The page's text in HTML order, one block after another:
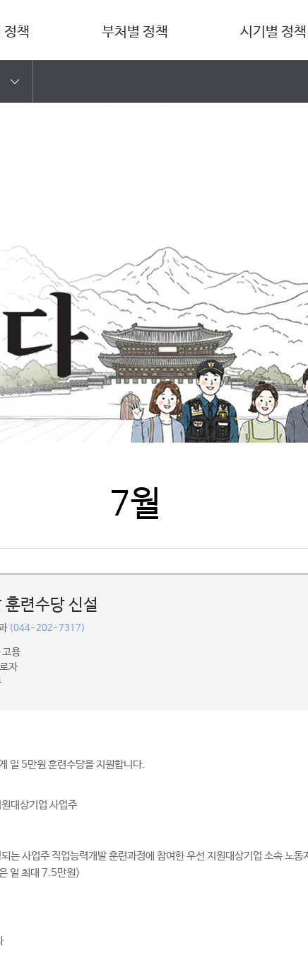
정책 부처별 정책 시기별 정책
7월
련수당 신설
(044-202-7317)
고용
자
일 5만원 훈련수당을 지원합니다.
대상기업 사업주
는 사업주 직업능력개발 훈련과정에 참여한 우선 지원대상기업 소속 노
일 최대 7.5만원)